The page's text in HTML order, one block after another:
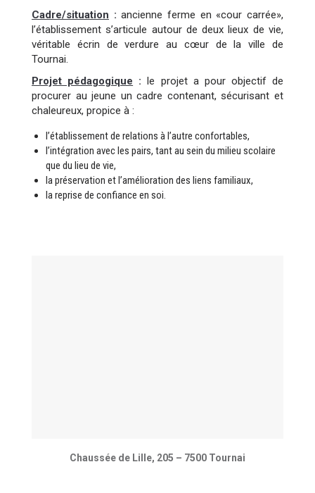
Cadre/situation : ancienne ferme en «cour carrée»,
l’établissement s’articule autour de deux lieux de vie,
véritable écrin de verdure au cœur de la ville de
Tournai.
Projet pédagogique : le projet a pour objectif de
procurer au jeune un cadre contenant, sécurisant et
chaleureux, propice à :
l’établissement de relations à l’autre confortables,
l’intégration avec les pairs, tant au sein du milieu scolaire
que du lieu de vie,
la préservation et l’amélioration des liens familiaux,
la reprise de confiance en soi.
Chaussée de Lille, 205 – 7500 Tournai